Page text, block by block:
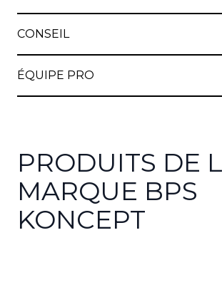
CONSEIL
ÉQUIPE PRO
PRODUITS DE
MARQUE BPS
KONCEPT